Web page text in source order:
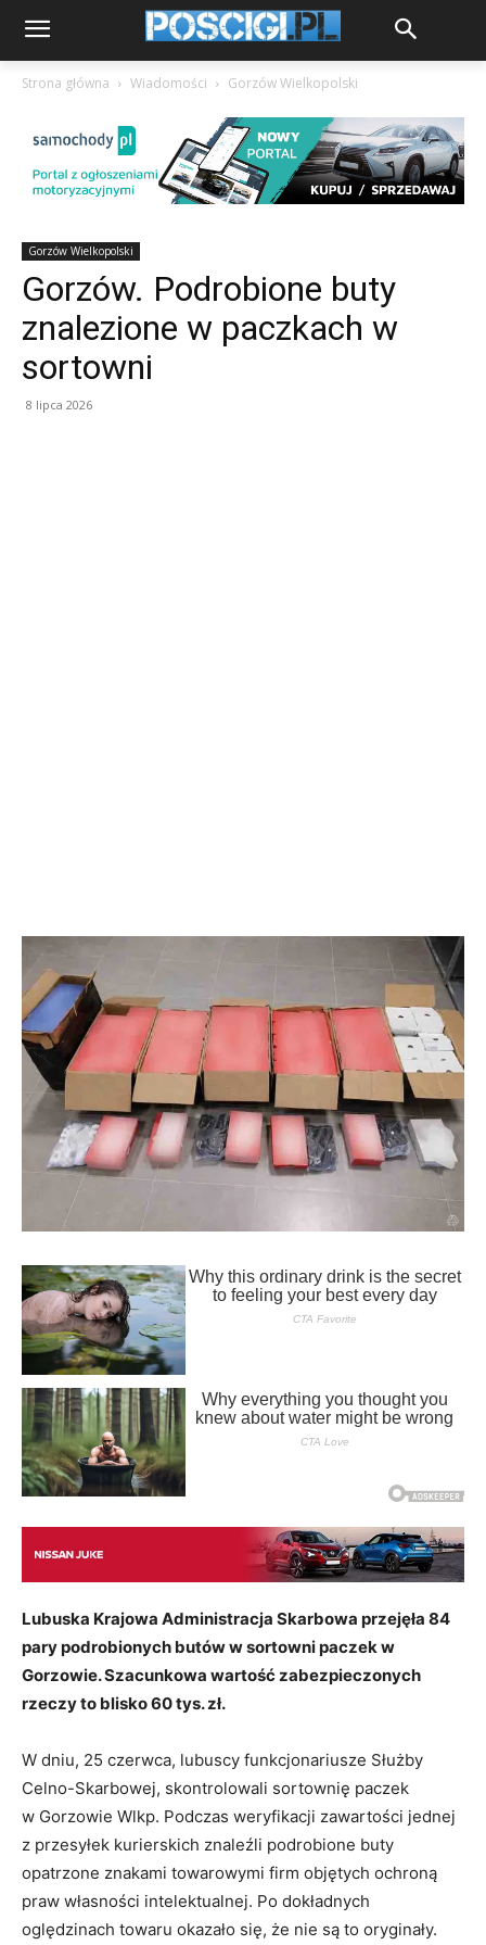
Strona główna Wiadomości Gorzów Wielkopolski
Gorzów Wielkopolski
Gorzów. Podrobione buty
znalezione w paczkach w
sortowni
8 lipca 2026
Lubuska Krajowa Administracja Skarbowa przejęła 84
pary podrobionych butów w sortowni paczek w
Gorzowie. Szacunkowa wartość zabezpieczonych
rzeczy to blisko 60 tys. zł.
W dniu, 25 czerwca, lubuscy funkcjonariusze Służby
Celno-Skarbowej, skontrolowali sortownię paczek
w Gorzowie Wlkp. Podczas weryfikacji zawartości jednej
z przesyłek kurierskich znaleźli podrobione buty
opatrzone znakami towarowymi firm objętych ochroną
praw własności intelektualnej. Po dokładnych
oględzinach towaru okazało się, że nie są to oryginały.